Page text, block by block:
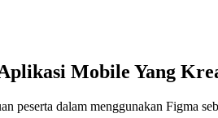
Mobile Yang
peserta dalam menggunakan Figma